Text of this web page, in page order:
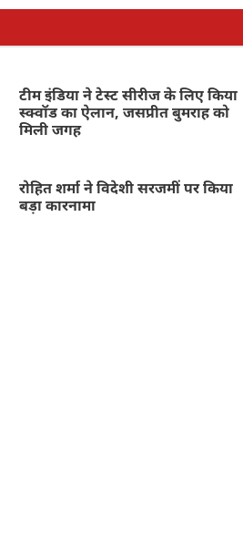
टीम इंडिया ने टेस्ट सीरीज के लिए किया
स्क्वॉड का ऐलान, जसप्रीत बुमराह को
मिली जगह
रोहित शर्मा ने विदेशी सरजमीं पर किया
बड़ा कारनामा